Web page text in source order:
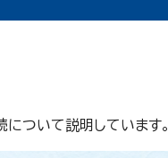
について説明しています。